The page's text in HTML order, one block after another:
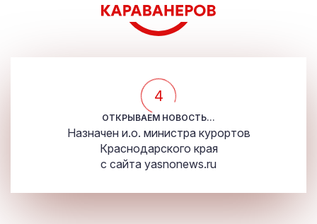
4
ОТКРЫВАЕМ НОВОСТЬ...
Назначен и.о. министра курортов
Краснодарского края
с сайта yasnonews.ru